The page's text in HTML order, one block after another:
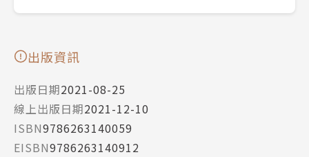
出版資訊
出版日期2021-08-25
線上出版日期2021-12-10
ISBN9786263140059
EISBN9786263140912